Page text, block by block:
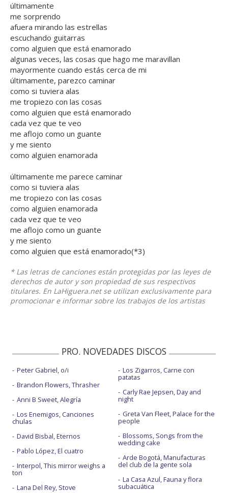
últimamente
me sorprendo
afuera mirando las estrellas
escuchando guitarras
como alguien que está enamorado
algunas veces, las cosas que hago me maravillan
mayormente cuando estás cerca de mi
últimamente, parezco caminar
como si tuviera alas
me tropiezo con las cosas
como alguien que está enamorado
cada vez que te veo
me aflojo como un guante
y me siento
como alguien enamorada
últimamente me parece caminar
como si tuviera alas
me tropiezo con las cosas
como alguien enamorada
cada vez que te veo
me aflojo como un guante
y me siento
como alguien que está enamorado(*3)
* Las letras de canciones están protegidas por las leyes de
derechos de autor y son propiedad de sus respectivos
titulares. En LaHiguera.net se utilizan exclusivamente para
promocionar e informar sobre los trabajos de los artistas
PRO. NOVEDADES DISCOS
Peter Gabriel, o/i
Brandon Flowers, Thrasher
Anni B Sweet, Alegría
Los Enemigos, Canciones
chulas
David Bisbal, Eternos
Pablo López, El cuatro
Interpol, This mirror weighs a
ton
Lana Del Rey, Stove
Los Zigarros, Carne con
patatas
Carly Rae Jepsen, Day and
night
Greta Van Fleet, Palace for the
people
Blossoms, Songs from the
wedding cake
Arde Bogotá, Manufacturas
del club de la gente sola
La Casa Azul, Fauna y flora
subacuática